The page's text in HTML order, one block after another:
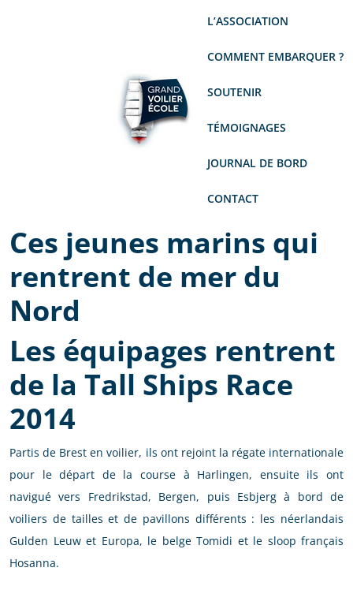
L’ASSOCIATION
COMMENT EMBARQUER ?
SOUTENIR
TÉMOIGNAGES
JOURNAL DE BORD
CONTACT
Ces jeunes marins qui
rentrent de mer du
Nord
Les équipages rentrent
de la Tall Ships Race
2014
Partis de Brest en voilier, ils ont rejoint la régate internationale
pour le départ de la course à Harlingen, ensuite ils ont
navigué vers Fredrikstad, Bergen, puis Esbjerg à bord de
voiliers de tailles et de pavillons différents : les néerlandais
Gulden Leuw et Europa, le belge Tomidi et le sloop français
Hosanna.